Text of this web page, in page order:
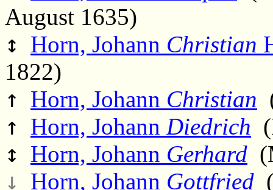
August 1635)
↕ Horn, Johann Christian
1822)
↑ Horn, Johann Christian
↑ Horn, Johann Diedrich
↕ Horn, Johann Gerhard
↓ Horn, Johann Gottfried